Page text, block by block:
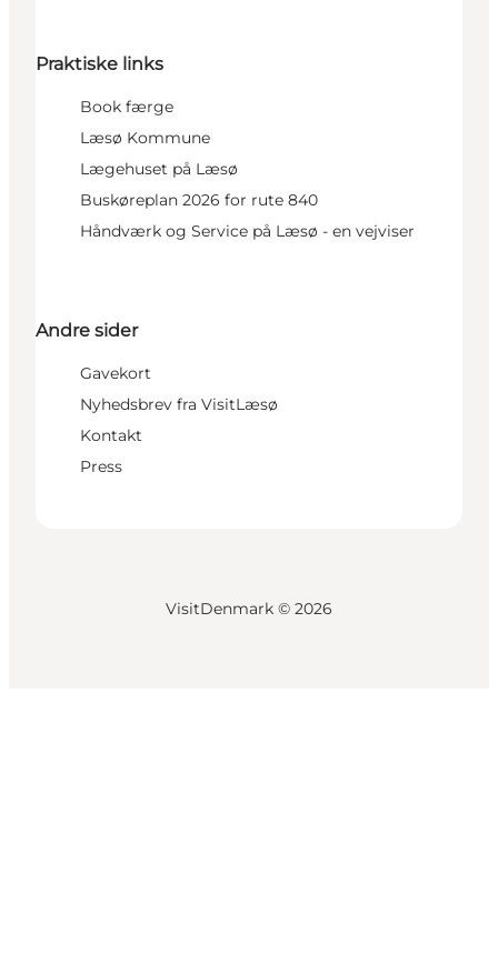
Praktiske links
Book færge
Læsø Kommune
Lægehuset på Læsø
Buskøreplan 2026 for rute 840
Håndværk og Service på Læsø - en vejviser
Andre sider
Gavekort
Nyhedsbrev fra VisitLæsø
Kontakt
Press
VisitDenmark © 2026